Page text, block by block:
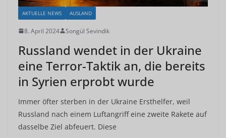
AKTUELLE NEWS AUSLAND
8. April 2024 Songül Sevindik
Russland wendet in der Ukraine
eine Terror-Taktik an, die bereits
in Syrien erprobt wurde
Immer öfter sterben in der Ukraine Ersthelfer, weil
Russland nach einem Luftangriff eine zweite Rakete auf
dasselbe Ziel abfeuert. Diese